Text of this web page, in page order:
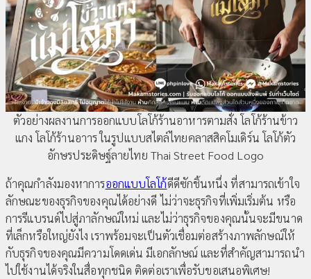
ตัวอย่างผลงานการออกแบบโลโก้ร้านอาหารตามสั่ง โลโก้ร้านข้าว
แกง โลโก้ร้านอาาร ในรูปแบบสไตล์ไทยคลาสสิคโมเดิร์น โลโก้ตัว
อักษรประดิษฐ์ลายไทย Thai Street Food Logo
ถ้าคุณกำลังมองหาการออกแบบโลโก้ดีดีซักชิ้นหนึ่ง ที่สามารถเข้าใจ
ลักษณะของธุรกิจของคุณได้อย่างดี ไม่ว่าจะธุรกิจที่เพิ่มเริ่มต้น หรือ
การรีแบรนด์ไปสู่ภาลักษณ์ใหม่ และไม่ว่าธุรกิจของคุณนั้นจะมีขนาด
ที่เล็กหรือใหญ่ยังไง เราพร้อมจะเป็นตัวเชื่อมต่อสร้างภาพลักษณ์ให้
กับธุรกิจของคุณมีความโดดเด่น มีเอกลักษณ์ และที่สำคัญสามารถนำ
ไปใช้งานได้จริงในสื่อทุกชนิด ติดต่อเราเพื่อรับขอเสนอพิเศษ!